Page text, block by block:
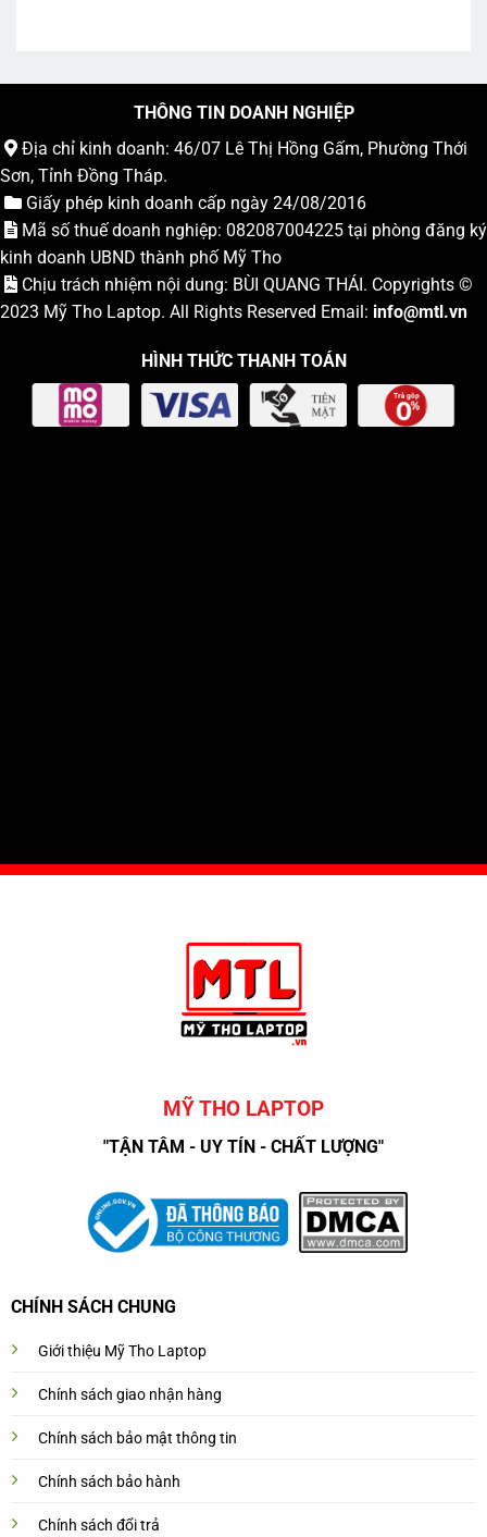
THÔNG TIN DOANH NGHIỆP
Địa chỉ kinh doanh: 46/07 Lê Thị Hồng Gấm, Phường Thới
Sơn, Tỉnh Đồng Tháp.
Giấy phép kinh doanh cấp ngày 24/08/2016
Mã số thuế doanh nghiệp: 082087004225 tại phòng đăng ký
kinh doanh UBND thành phố Mỹ Tho
Chịu trách nhiệm nội dung: BÙI QUANG THÁI. Copyrights ©
2023 Mỹ Tho Laptop. All Rights Reserved Email: info@mtl.vn
HÌNH THỨC THANH TOÁN
MỸ THO LAPTOP
"TẬN TÂM - UY TÍN - CHẤT LƯỢNG"
CHÍNH SÁCH CHUNG
Giới thiệu Mỹ Tho Laptop
Chính sách giao nhận hàng
Chính sách bảo mật thông tin
Chính sách bảo hành
Chính sách đổi trả